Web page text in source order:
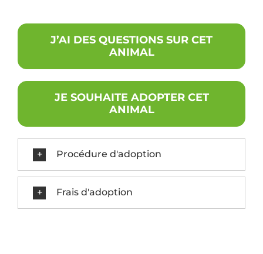
J’AI DES QUESTIONS SUR CET
ANIMAL
JE SOUHAITE ADOPTER CET
ANIMAL
Procédure d'adoption
Frais d'adoption